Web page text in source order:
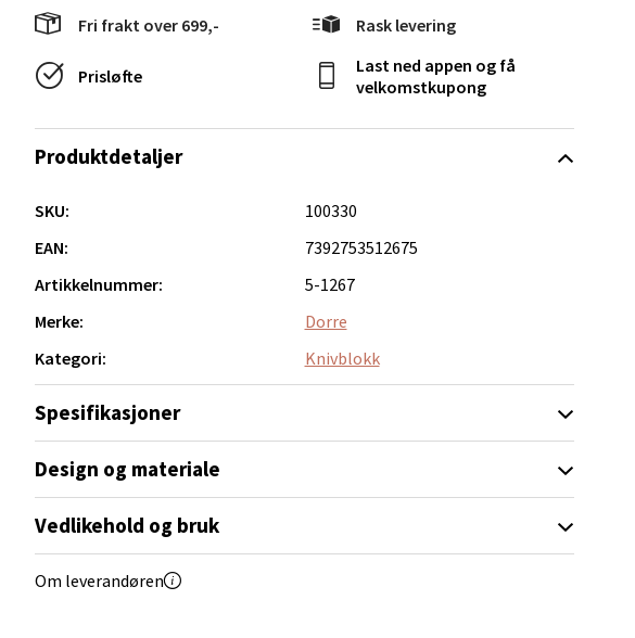
Fri frakt over 699,- Rask levering
Prisløfte
Last ned appen og få
velkomstkupong
Produktdetaljer
SKU:
100330
EAN:
7392753512675
Artikkelnummer:
5-1267
Merke:
Dorre
Kategori:
Knivblokk
Spesifikasjoner
Design og materiale
Vedlikehold og bruk
Om leverandøren
Vel
g
Velg